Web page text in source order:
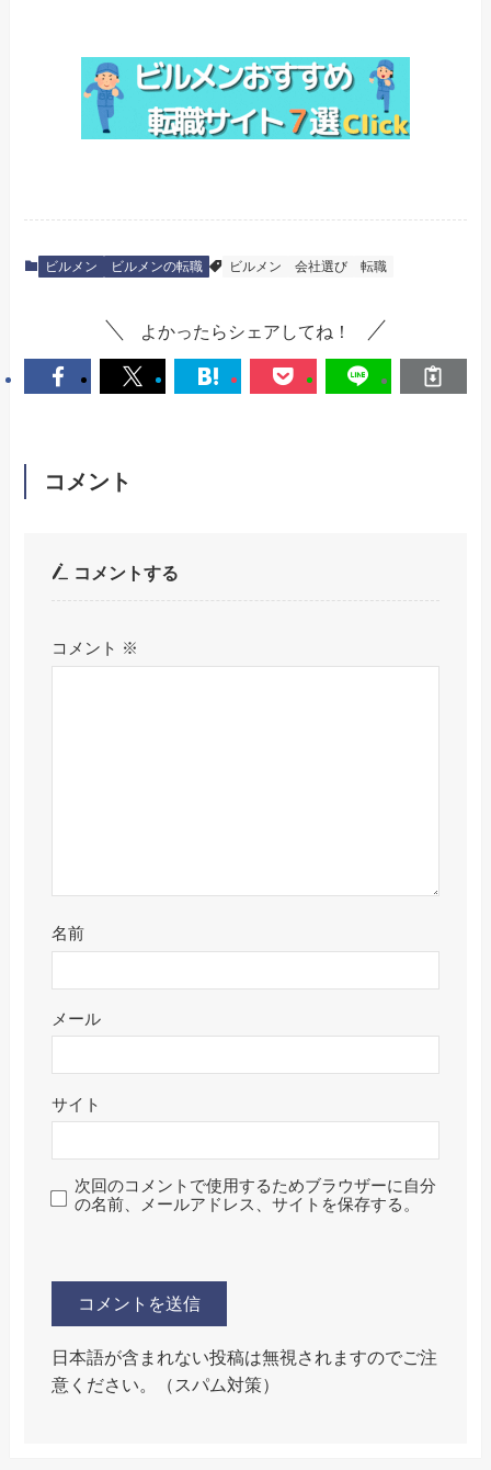
ビルメン ビルメンの転職 ビルメン 会社選び 転職
よかったらシェアしてね！
コメント
コメントする
コメント ※
名前
メール
サイト
次回のコメントで使用するためブラウザーに自分
の名前、メールアドレス、サイトを保存する。
日本語が含まれない投稿は無視されますのでご注
意ください。（スパム対策）